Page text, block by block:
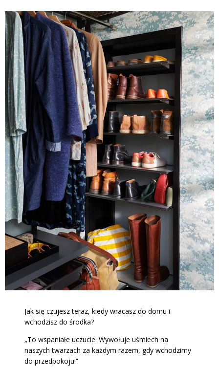
Jak się czujesz teraz, kiedy wracasz do domu i
wchodzisz do środka?
„To wspaniałe uczucie. Wywołuje uśmiech na
naszych twarzach za każdym razem, gdy wchodzimy
do przedpokoju!”